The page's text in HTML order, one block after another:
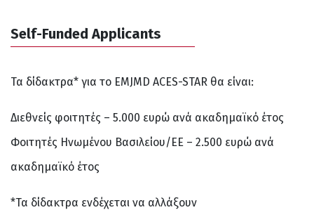
Self-Funded Applicants
Τα δίδακτρα* για το EMJMD ACES-STAR θα είναι:
Διεθνείς φοιτητές – 5.000 ευρώ ανά ακαδημαϊκό έτος
Φοιτητές Ηνωμένου Βασιλείου/ΕΕ – 2.500 ευρώ ανά
ακαδημαϊκό έτος
*Τα δίδακτρα ενδέχεται να αλλάξουν